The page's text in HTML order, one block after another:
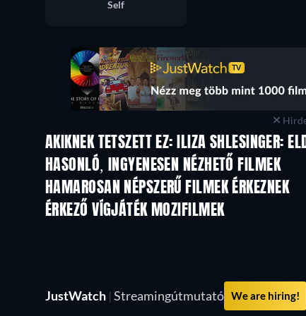
Self
AKIKNEK TETSZETT EZ: ILIZA SHLESINGER:
HASONLÓ, INGYENESEN NÉZHETŐ FILMEK
HAMAROSAN NÉPSZERŰ FILMEK ÉRKEZNEK
ÉRKEZŐ VÍGJÁTÉK MOZIFILMEK
JustWatch | Streamingútmutató We are hiring!